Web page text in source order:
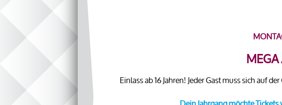
Einlass ab 16 Jahren! Jeder Gast muss sich auf